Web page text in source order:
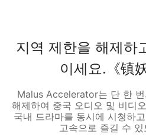
지역 제한을 해제하
이세요.《镇
Malus Accelerator는 단 한
해제하여 중국 오디오 및 비디
국내 드라마를 동시에 시청하
고속으로 즐길 수